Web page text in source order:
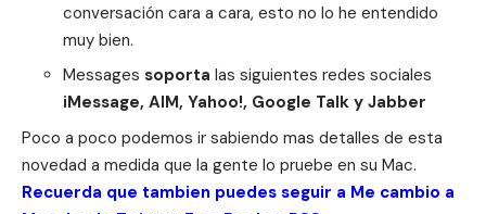
conversación cara a cara, esto no lo he entendido
muy bien.
Messages soporta las siguientes redes sociales
iMessage, AIM, Yahoo!, Google Talk y Jabber
Poco a poco podemos ir sabiendo mas detalles de esta
novedad a medida que la gente lo pruebe en su Mac.
Recuerda que tambien puedes seguir a Me cambio a